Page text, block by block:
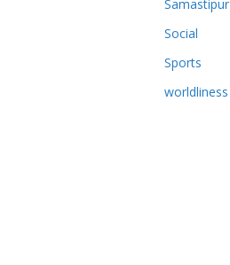
Samastipur
Social
Sports
worldliness